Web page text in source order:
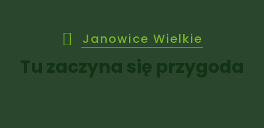
Janowice Wielkie
Tu zaczyna się przygoda